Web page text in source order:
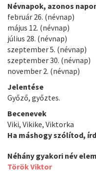
Névnapok, azonos
február 26. (névnap)
május 12. (névnap)
július 28. (névnap)
szeptember 5. (névnap)
szeptember 30. (névnap)
november 2. (névnap)
Jelentése
Győző, győztes.
Becenevek
Viki, Vikike, Viktorka
Ha máshogy szólítod,
Néhány gyakori név
Török Viktor